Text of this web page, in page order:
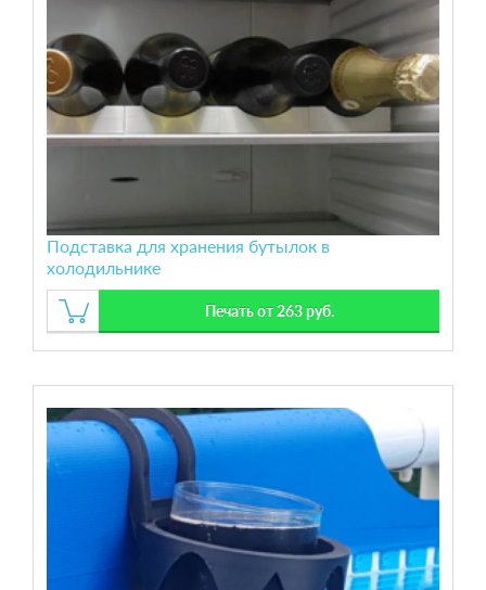
Подставка для хранения бутылок в
холодильнике
Печать от 263 руб.